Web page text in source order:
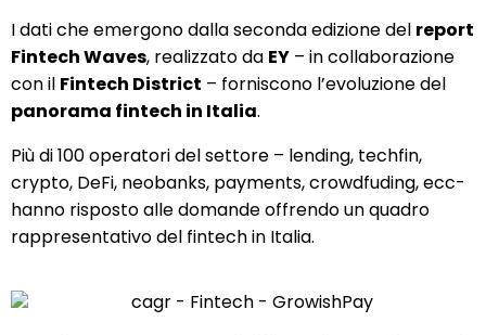
I dati che emergono dalla seconda edizione del report
Fintech Waves, realizzato da EY – in collaborazione
con il Fintech District – forniscono l’evoluzione del
panorama fintech in Italia.
Più di 100 operatori del settore – lending, techfin,
crypto, DeFi, neobanks, payments, crowdfuding, ecc-
hanno risposto alle domande offrendo un quadro
rappresentativo del fintech in Italia.